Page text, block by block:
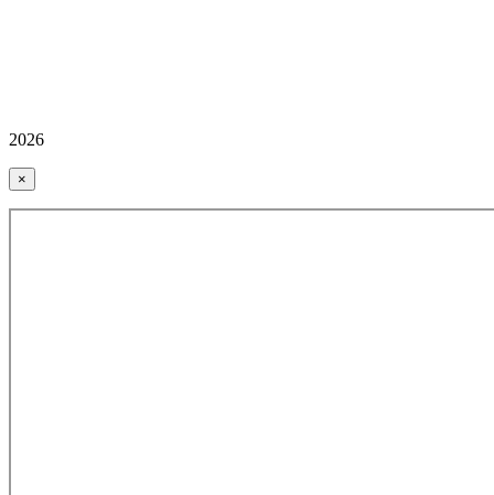
2026
×